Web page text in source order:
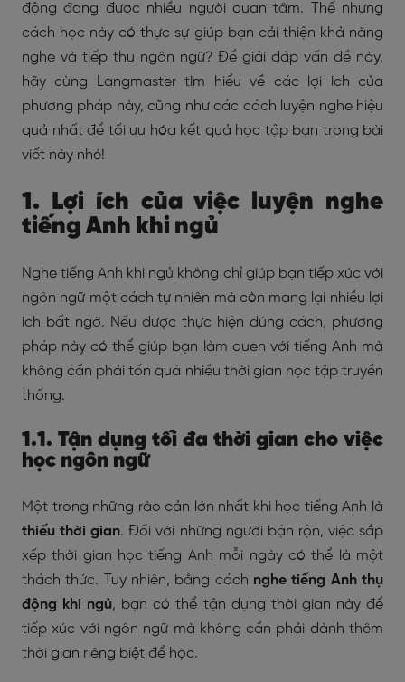
động đang được nhiều người quan tâm. Thế nhưng
cách học này có thực sự giúp bạn cải thiện khả năng
nghe và tiếp thu ngôn ngữ? Để giải đáp vấn đề này,
hãy cùng Langmaster tìm hiểu về các lợi ích của
phương pháp này, cũng như các cách luyện nghe hiệu
quả nhất để tối ưu hóa kết quả học tập bạn trong bài
viết này nhé!
1. Lợi ích của việc luyện nghe
tiếng Anh khi ngủ
Nghe tiếng Anh khi ngủ không chỉ giúp bạn tiếp xúc với
ngôn ngữ một cách tự nhiên mà còn mang lại nhiều lợi
ích bất ngờ. Nếu được thực hiện đúng cách, phương
pháp này có thể giúp bạn làm quen với tiếng Anh mà
không cần phải tốn quá nhiều thời gian học tập truyền
thống.
1.1. Tận dụng tối đa thời gian cho việc
học ngôn ngữ
Một trong những rào cản lớn nhất khi học tiếng Anh là
thiếu thời gian. Đối với những người bận rộn, việc sắp
xếp thời gian học tiếng Anh mỗi ngày có thể là một
thách thức. Tuy nhiên, bằng cách nghe tiếng Anh thụ
động khi ngủ, bạn có thể tận dụng thời gian này để
tiếp xúc với ngôn ngữ mà không cần phải dành thêm
thời gian riêng biệt để học.